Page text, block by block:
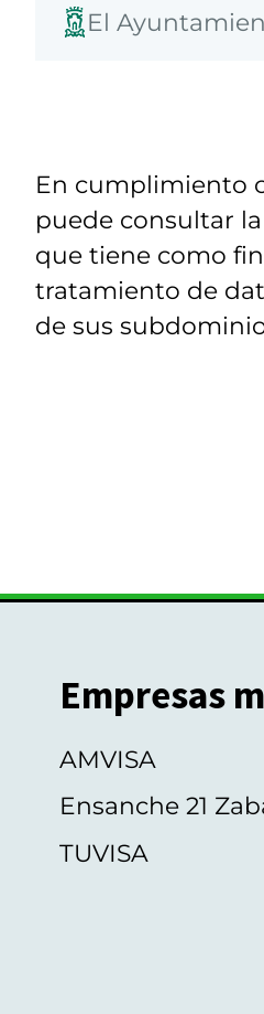
El
En cumplimiento
puede consultar la
que tiene como
tratamiento de
de sus
Empresas
AMVISA
Ensanche 21
TUVISA